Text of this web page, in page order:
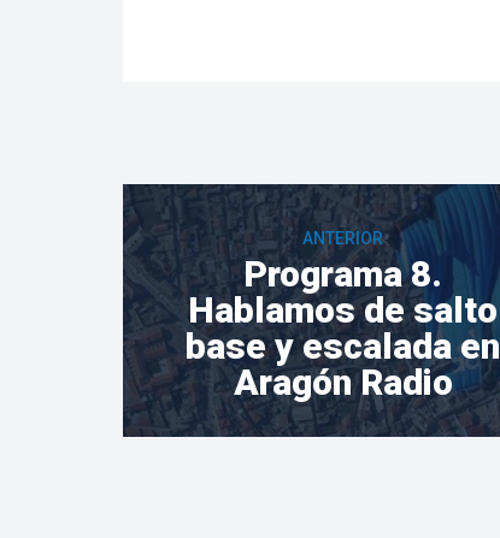
ANTERIOR
Programa 8.
Hablamos de salto
base y escalada en
Aragón Radio